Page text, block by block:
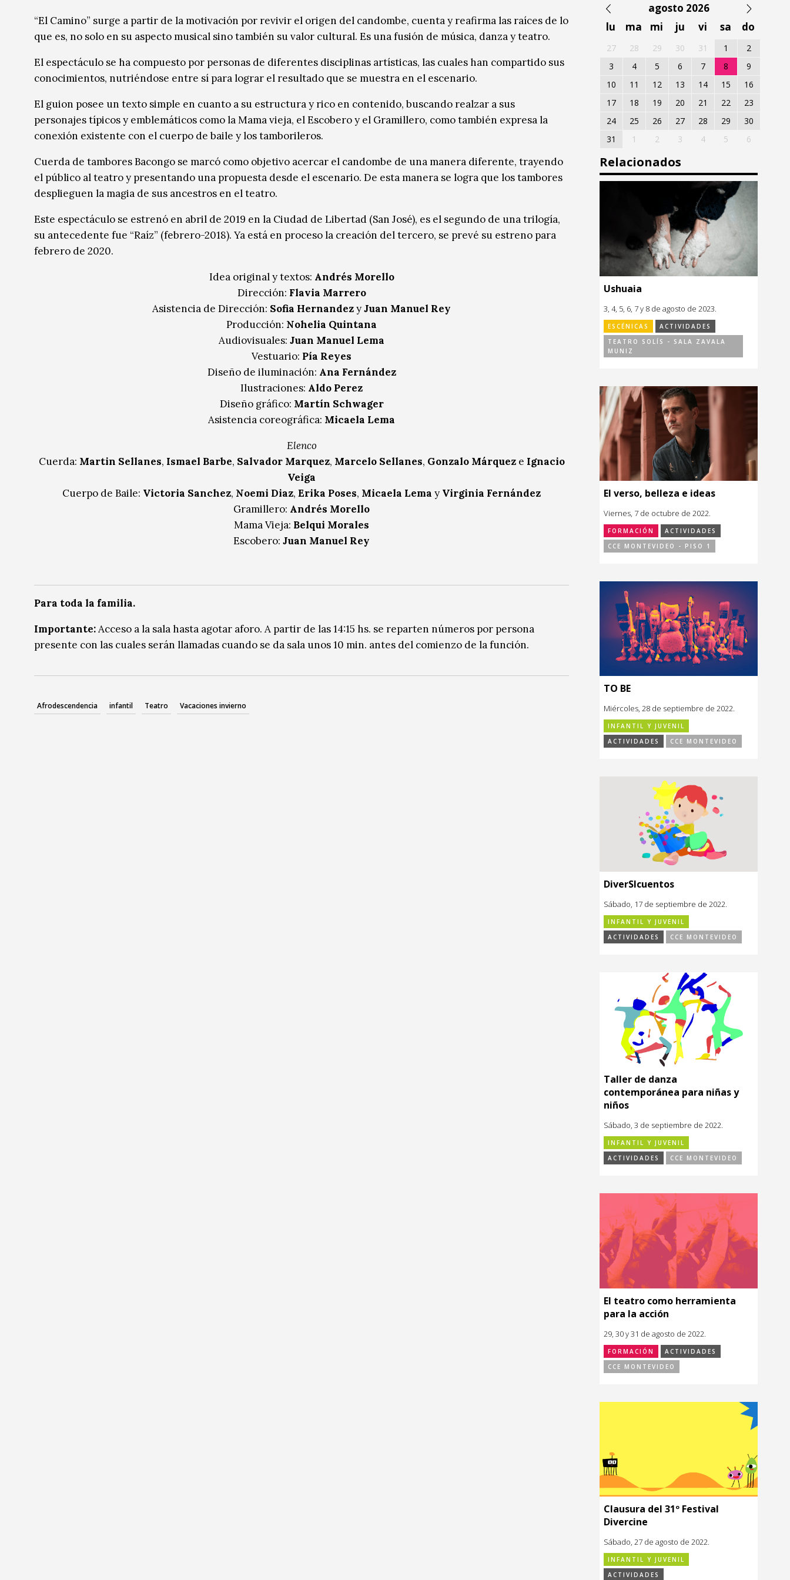
Música Música
Sin categoríaSin categoría
“El Camino” surge a partir de la motivación por revivir el origen del candombe, cuenta y reafirma las raíces de lo
que es, no solo en su aspecto musical sino también su valor cultural. Es una fusión de música, danza y teatro.
El espectáculo se ha compuesto por personas de diferentes disciplinas artísticas, las cuales han compartido sus
conocimientos, nutriéndose entre sí para lograr el resultado que se muestra en el escenario.
El guion posee un texto simple en cuanto a su estructura y rico en contenido, buscando realzar a sus
personajes típicos y emblemáticos como la Mama vieja, el Escobero y el Gramillero, como también expresa la
conexión existente con el cuerpo de baile y los tamborileros.
Cuerda de tambores Bacongo se marcó como objetivo acercar el candombe de una manera diferente, trayendo
el público al teatro y presentando una propuesta desde el escenario. De esta manera se logra que los tambores
desplieguen la magia de sus ancestros en el teatro.
Este espectáculo se estrenó en abril de 2019 en la Ciudad de Libertad (San José), es el segundo de una trilogía,
su antecedente fue “Raíz” (febrero-2018). Ya está en proceso la creación del tercero, se prevé su estreno para
febrero de 2020.
Idea original y textos: Andrés Morello
Dirección: Flavia Marrero
Asistencia de Dirección: Sofia HernandezyJuan Manuel Rey
Producción: Nohelia Quintana
Audiovisuales: Juan Manuel Lema
Vestuario: Pía Reyes
Diseño de iluminación: Ana Fernández
Ilustraciones: Aldo Perez
Diseño gráfico: Martín Schwager
Asistencia coreográfica: Micaela Lema
Elenco
Cuerda: Martin Sellanes, Ismael Barbe, Salvador Marquez, Marcelo Sellanes, Gonzalo Márqueze Ignacio
Veiga
Cuerpo de Baile: Victoria Sanchez, Noemi Diaz, Erika Poses, Micaela Lema y Virginia Fernández
Gramillero: Andrés Morello
Mama Vieja: Belqui Morales
Escobero: Juan Manuel Rey
Para toda la familia.
Importante:Acceso a la sala hasta agotar aforo. A partir de las 14:15 hs. se reparten números por persona
presente con las cuales serán llamadas cuando se da sala unos 10 min. antes del comienzo de la función.
Afrodescendencia infantil Teatro Vacaciones invierno
agosto 2026
lu
ma mi ju vi sa do
27 28 29 30 31 1
2
3
4 5 6 7 8
9
10
11 12 13 14 15
16
17
18 19 20 21 22
23
24
25 26 27 28 29
30
31
1 2 3 4 5 6
Relacionados
Ushuaia
3, 4, 5, 6, 7 y 8 de agosto de 2023.
ESCÉNICAS
ACTIVIDADES
TEATRO SOLÍS - SALA ZAVALA
MUNIZ
El verso, belleza e ideas
Viernes, 7 de octubre de 2022.
FORMACIÓN
ACTIVIDADES
CCE MONTEVIDEO - PISO 1
TO BE
Miércoles, 28 de septiembre de 2022.
INFANTIL Y JUVENIL
ACTIVIDADES
CCE MONTEVIDEO
DiverSIcuentos
Sábado, 17 de septiembre de 2022.
INFANTIL Y JUVENIL
ACTIVIDADES
CCE MONTEVIDEO
Taller de danza
contemporánea para niñas y
niños
Sábado, 3 de septiembre de 2022.
INFANTIL Y JUVENIL
ACTIVIDADES
CCE MONTEVIDEO
El teatro como herramienta
para la acción
29, 30 y 31 de agosto de 2022.
FORMACIÓN
ACTIVIDADES
CCE MONTEVIDEO
Clausura del 31º Festival
Divercine
Sábado, 27 de agosto de 2022.
INFANTIL Y JUVENIL
ACTIVIDADES